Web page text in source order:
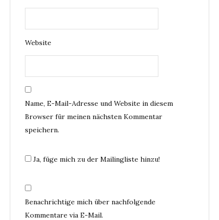
Website
Name, E-Mail-Adresse und Website in diesem
Browser für meinen nächsten Kommentar
speichern.
Ja, füge mich zu der Mailingliste hinzu!
Benachrichtige mich über nachfolgende
Kommentare via E-Mail.